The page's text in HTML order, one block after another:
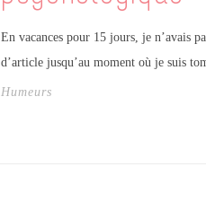
En vacances pour 15 jours, je n’avais
d’article jusqu’au moment où je suis
Humeurs